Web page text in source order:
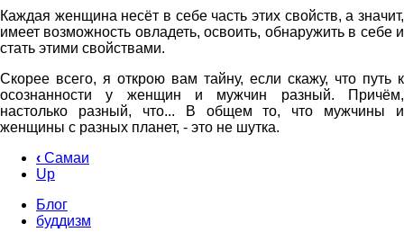
Каждая женщина несёт в себе часть этих свойств, а значит,
имеет возможность овладеть, освоить, обнаружить в себе и
стать этими свойствами.
Скорее всего, я открою вам тайну, если скажу, что путь к
осознанности у женщин и мужчин разный. Причём,
настолько разный, что... В общем то, что мужчины и
женщины с разных планет, - это не шутка.
Book
traversal
links
‹ Самаи
Up
Блог
буддизм